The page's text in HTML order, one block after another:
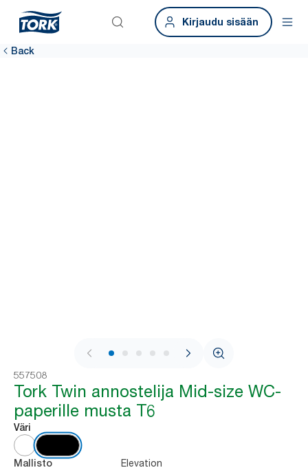
Kirjaudu sisään
Back
1 / 8
557508
Tork Twin annostelija Mid-size WC-
paperille musta T6
Väri
Mallisto Elevation